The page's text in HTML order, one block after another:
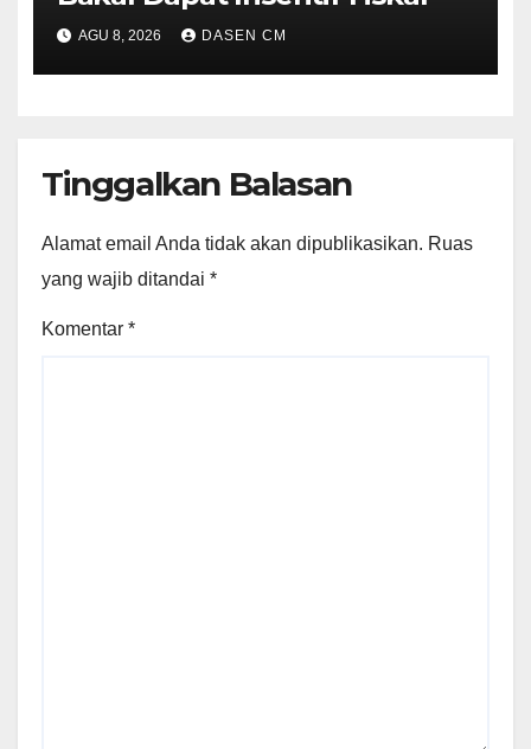
AGU 8, 2026 DASEN CM
Tinggalkan Balasan
Alamat email Anda tidak akan dipublikasikan. Ruas
yang wajib ditandai *
Komentar *